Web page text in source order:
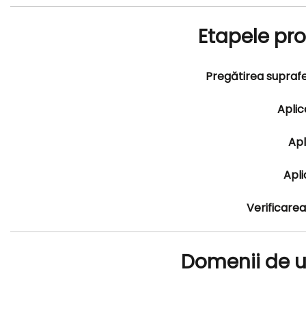
Etapele
Pregătirea
Domenii de